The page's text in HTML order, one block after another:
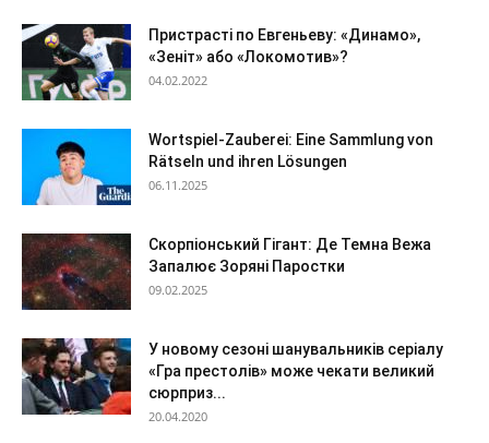
Пристрасті по Евгеньеву: «Динамо»,
«Зеніт» або «Локомотив»?
04.02.2022
Wortspiel-Zauberei: Eine Sammlung von
Rätseln und ihren Lösungen
06.11.2025
Скорпіонський Гігант: Де Темна Вежа
Запалює Зоряні Паростки
09.02.2025
У новому сезоні шанувальників серіалу
«Гра престолів» може чекати великий
сюрприз...
20.04.2020